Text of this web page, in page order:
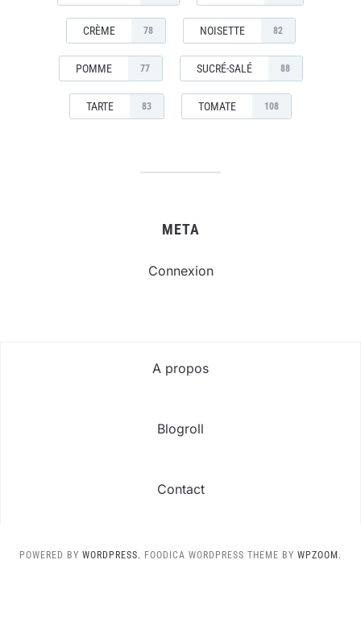
CRÈME 78 NOISETTE 82
POMME 77 SUCRÉ-SALÉ 88
TARTE 83 TOMATE 108
META
Connexion
A propos
Blogroll
Contact
POWERED BY WORDPRESS. FOODICA WORDPRESS THEME BY WPZOOM.